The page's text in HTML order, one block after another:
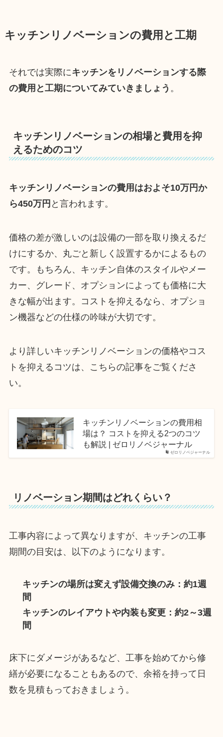
キッチンリノベーションの費用と工期
それでは実際にキッチンをリノベーションする際
の費用と工期についてみていきましょう 。
キッチンリノベーションの相場と費用を抑
えるためのコツ
キッチンリノベーションの費用はおよそ10万円か
ら450万円 と言われます。
価格の差が激しいのは設備の一部を取り換えるだ
けにするか、丸ごと新しく設置するかによるもの
です。もちろん、キッチン自体のスタイルやメー
カー、グレード、オプションによっても価格に大
きな幅が出ます。コストを抑えるなら、オプショ
ン機器などの仕様の吟味が大切です。
より詳しいキッチンリノベーションの価格やコス
トを抑えるコツは、こちらの記事をご覧くださ
い。
ゼロリノベジャーナル
キッチンリノベーションの費用相
場は？ コストを抑える2つのコツ
も解説 | ゼロリノベジャーナル
リノベーション期間はどれくらい？
工事内容によって異なりますが、キッチンの工事
期間の目安は、以下のようになります。
キッチンの場所は変えず設備交換のみ：約1週
間
キッチンのレイアウトや内装も変更：約2～3週
間
床下にダメージがあるなど、工事を始めてから修
繕が必要になることもあるので、余裕を持って日
数を見積もっておきましょう。